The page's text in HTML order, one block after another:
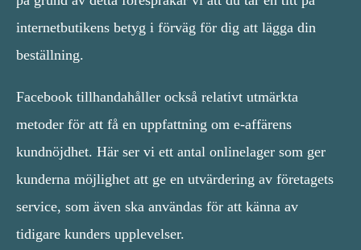
internetbutikens betyg i förväg för dig att lägga din
beställning.
Facebook tillhandahåller också relativt utmärkta
metoder för att få en uppfattning om e-affärens
kundnöjdhet. Här ser vi ett antal onlinelager som ger
kunderna möjlighet att ge en utvärdering av företagets
service, som även ska användas för att känna av
tidigare kunders upplevelser.